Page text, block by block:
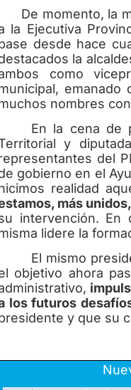
De momento, la
la Ejecutiva
desde hace
la
como
nombres
En la cena de
y
del
gobierno en el
realidad
más
intervención. En
lidere la
El mismo
objetivo ahora
los futuros
y que su